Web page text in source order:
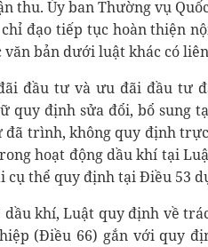
thu. Ủy ban Thường vụ
đạo tiếp tục hoàn thiện
văn bản dưới luật khác có
đầu tư và ưu đãi đầu tư
quy định sửa đổi, bổ sung
đã trình, không quy định
hoạt động dầu khí tại
cụ thể quy định tại Điều 53
khí, Luật quy định về
(Điều 66) gắn với quy